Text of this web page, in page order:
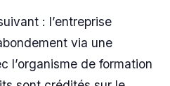
: l’entreprise
via une
l’organisme de formation